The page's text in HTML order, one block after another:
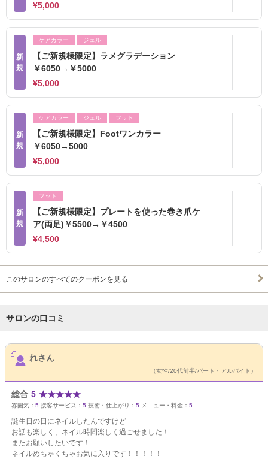
¥5,000
新
規
ケアカラー ジェル
【ご新規様限定】ラメグラデーション
￥6050→￥5000
¥5,000
新
規
ケアカラー ジェル フット
【ご新規様限定】Footワンカラー
￥6050→5000
¥5,000
新
規
フット
【ご新規様限定】プレートを使った巻き爪ケ
ア(両足)￥5500→￥4500
¥4,500
このサロンのすべてのクーポンを見る
サロンの口コミ
サロンPick Up
れさん
（女性/20代前半/パート・アルバイト）
総合 5 ★★★★★
雰囲気： 5 接客サービス： 5 技術・仕上がり： 5 メニュー・料金： 5
誕生日の日にネイルしたんですけど
お話も楽しく、ネイル時間楽しく過ごせました！
またお願いしたいです！
ネイルめちゃくちゃお気に入りです！！！！！